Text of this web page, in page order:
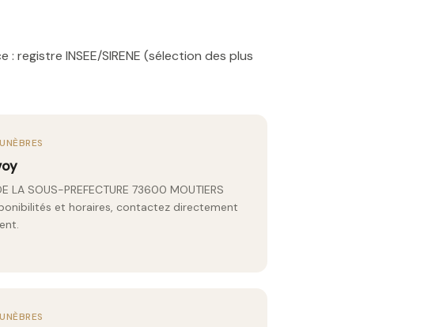
INSEE/SIRENE (sélection des plus
LA SOUS-PREFECTURE 73600 MOUTIERS
et horaires, contactez directement